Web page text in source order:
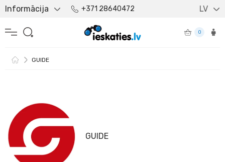
Informācija +371 28640472 LV
0
GUIDE
GUIDE